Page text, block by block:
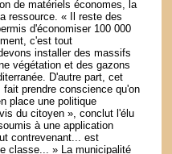
de matériels économes, la
ressource. « Il reste des
d'économiser 100 000
c'est tout
installer des massifs
végétation et des gazons
D'autre part, cet
prendre conscience qu'on
place une politique
du citoyen », conclut l'élu
à une application
contrevenant... est
classe... » La municipalité